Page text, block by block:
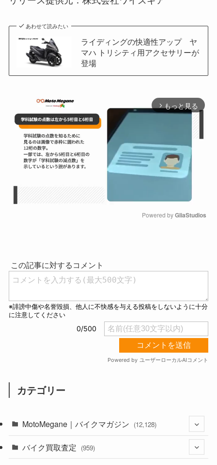
あわせて読みたい
ライディングの快適性アップ ヤ
マハ トリシティ用アクセサリーが
登場
arrow_forward_ios もっと見る
Powered by GliaStudios
カテゴリー
MotoMegane｜バイクマガジン (12,128)
バイク買取査定 (959)